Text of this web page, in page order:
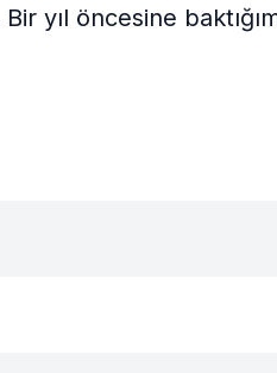
Bir yıl öncesine